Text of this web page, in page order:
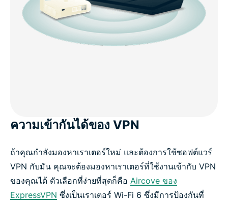
ความเข้ากันได้ของ VPN
ถ้าคุณกำลังมองหาเราเตอร์ใหม่ และต้องการใช้ซอฟต์แวร์
VPN กับมัน คุณจะต้องมองหาเราเตอร์ที่ใช้งานเข้ากับ VPN
ของคุณได้ ตัวเลือกที่ง่ายที่สุดก็คือ Aircove ของ
ExpressVPN ซึ่งเป็นเราเตอร์ Wi-Fi 6 ซึ่งมีการป้องกันที่